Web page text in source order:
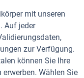
mit unseren
Auf jeder
zur Verfügung.
können Sie Ihre
Wählen Sie